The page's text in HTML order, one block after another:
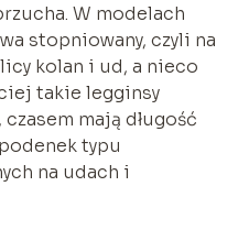
W modelach
stopniowany, czyli na
kolan i ud, a nieco
takie legginsy
mają długość
typu
na udach i